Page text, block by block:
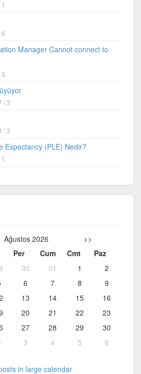
Manager Cannot connect to
/ 3
/ 3
Expectancy (PLE) Nedir?
Ağustos 2026
>>
Per Cum Cmt
Paz
30 31 1
2
6 7 8
9
13 14 15
16
20 21 22
23
27 28 29
30
3 4 5 6
in large calendar